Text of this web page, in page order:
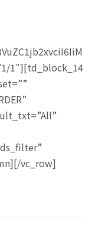
1″][td_block_14
vc_row]